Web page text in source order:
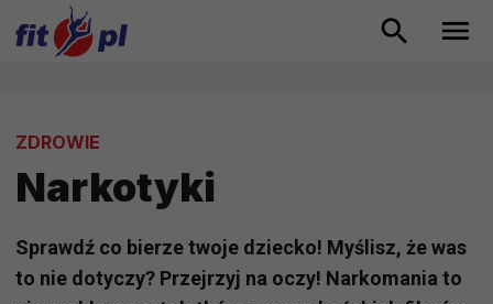
ZDROWIE
Narkotyki
Sprawdź co bierze twoje dziecko! Myślisz, że was
to nie dotyczy? Przejrzyj na oczy! Narkomania to